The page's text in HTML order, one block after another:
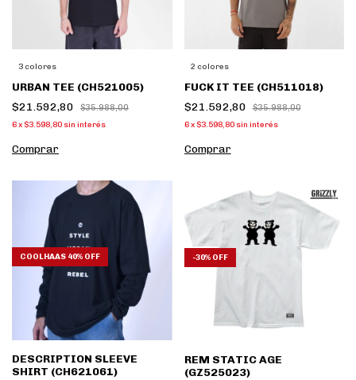
3 colores
URBAN TEE (CH521005)
$21.592,80
$35.988,00
6x $3.598,80 sin interés
Comprar
2 colores
FUCK IT TEE (CH511018)
$21.592,80
$35.988,00
6 x $3.598,80 sin interés
Comprar
COOLHAAS 40% OFF
DESCRIPTION SLEEVE
SHIRT (CH621061)
-30% OFF
REM STATIC AGE
(GZ525023)